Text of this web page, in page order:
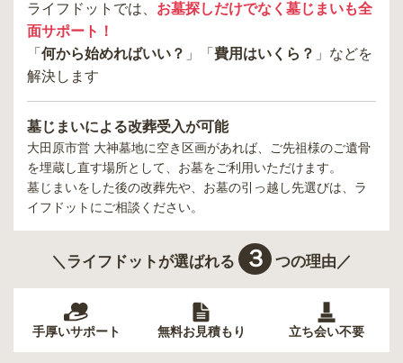
ライフドットでは、 お墓探しだけでなく墓じまいも全
面サポート！
「 何から始めればいい？ 」「 費用はいくら？ 」などを
解決します
墓じまいによる改葬受入が可能
大田原市営 大神墓地に空き区画があれば、ご先祖様のご遺骨
を埋蔵し直す場所として、お墓をご利用いただけます。
墓じまいをした後の改葬先や、お墓の引っ越し先選びは、ラ
イフドットにご相談ください。
＼ライフドットが選ばれる ３ つの理由／
手厚いサポート 無料お見積もり 立ち会い不要